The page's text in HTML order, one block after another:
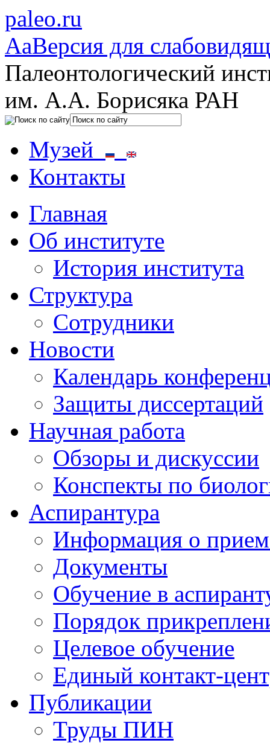
paleo.ru
AaВерсия для
Палеонтологический
им. А.А. Борисяка РАН
Музей
Контакты
Главная
Об институте
История института
Структура
Сотрудники
Новости
Календарь
Защиты диссертаций
Научная работа
Обзоры и дискуссии
Конспекты по
Аспирантура
Информация о
Документы
Обучение в
Порядок
Целевое обучение
Единый контакт-
Публикации
Труды ПИН